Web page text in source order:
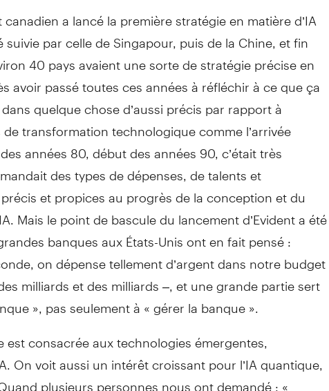
a lancé la première stratégie en matière d’IA
suivie par celle de Singapour, puis de la Chine, et fin
40 pays avaient une sorte de stratégie précise en
avoir passé toutes ces années à réfléchir à ce que ça
quelque chose d’aussi précis par rapport à
de transformation technologique comme l’arrivée
années 80, début des années 90, c’était très
des types de dépenses, de talents et
et propices au progrès de la conception et du
Mais le point de bascule du lancement d’Evident a été
banques aux États-Unis ont en fait pensé :
on dépense tellement d’argent dans notre budget
milliards et des milliards –, et une grande partie sert
», pas seulement à « gérer la banque ».
consacrée aux technologies émergentes,
On voit aussi un intérêt croissant pour l’IA quantique,
plusieurs personnes nous ont demandé : «